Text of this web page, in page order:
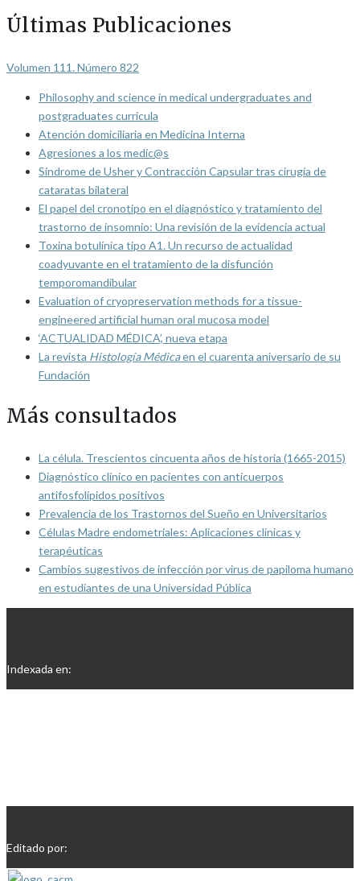
Últimas Publicaciones
Volumen 111. Número 822
Philosophy and science in medical undergraduates and
postgraduates curricula
Atención domiciliaria en Medicina Interna
Agresiones a los medic@s
Síndrome de Usher y Contracción Capsular tras cirugía de
cataratas bilateral
El papel del cronotipo en el diagnóstico y tratamiento del
trastorno de insomnio: Una revisión de la evidencia actual
Toxina botulínica tipo A1. Un recurso de actualidad
coadyuvante en el tratamiento de la disfunción
temporomandibular
Evaluation of cryopreservation methods for a tissue-
engineered artificial human oral mucosa model
‘ACTUALIDAD MÉDICA’, nueva etapa
La revista Histología Médicaen el cuarenta aniversario de su
Fundación
Más consultados
La célula. Trescientos cincuenta años de historia (1665-2015)
Diagnóstico clínico en pacientes con anticuerpos
antifosfolípidos positivos
Prevalencia de los Trastornos del Sueño en Universitarios
Células Madre endometriales: Aplicaciones clínicas y
terapéuticas
Cambios sugestivos de infección por virus de papiloma humano
en estudiantes de una Universidad Pública
Indexada en:
Editado por: